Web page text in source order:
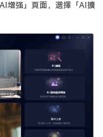
增强」頁面，選擇「AI擴